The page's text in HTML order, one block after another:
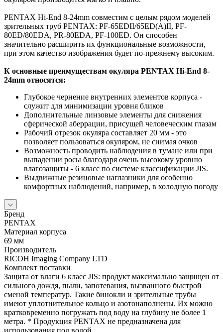
PENTAX Hi-End 8-24mm совместим с целым рядом моделей
зрительных труб PENTAX: PF-65EDII/65ED(A)II, PF-
80ED/80EDA, PR-80EDA, PF-100ED. Он способен
значительно расширить их функциональные возможности,
при этом качество изображения будет по-прежнему высоким.
К основные преимуществам окуляра PENTAX Hi-End 8-
24mm относятся:
Глубокое чернение внутренних элементов корпуса -
служит для минимизации уровня бликов
Дополнительные линзовые элементы для снижения
сферической аберрации, присущей человеческим глазам
Рабочий отрезок окуляра составляет 20 мм - это
позволяет пользоваться окуляром, не снимая очков
Возможность проводить наблюдения в тумане или при
выпадении росы благодаря очень высокому уровню
влагозащиты - 6 класс по системе классификации JIS.
Выдвижные резиновые наглазники для особенно
комфортных наблюдений, например, в холодную погоду
Бренд
PENTAX
Материал корпуса
69 мм
Производитель
RICOH Imaging Company LTD
Комплект поставки
Защита от влаги 6 класс JIS: продукт максимально защищен от
сильного дождя, пыли, запотевания, вызванного быстрой
сменой температур. Такие бинокли и зрительные трубы
имеют уплотнительное кольцо и азотонаполнены. Их можно
кратковременно погружать под воду на глубину не более 1
метра. * Продукция PENTAX не предназначена для
использования под водой